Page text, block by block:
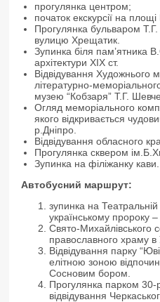
прогулянка центром;
початок екскурсії на
Прогулянка бульваром
вулицю Хрещатик.
Зупинка біля пам’ятника
архітектури ХІХ ст.
Відвідування Художнього
літературно-
музею “Кобзаря” Т.Г.
Огляд меморіального
якого відкривається
р.Дніпро.
Відвідування обласного
Прогулянка сквером
Зупинка на філіжанку кави.
Автобусний маршрут:
зупинка на
українському пророку
Свято-Михайлівського
православного храму в
Відвідування парку
елітною зоною
Сосновим бором.
Прогулянка парком 30-
відвідування